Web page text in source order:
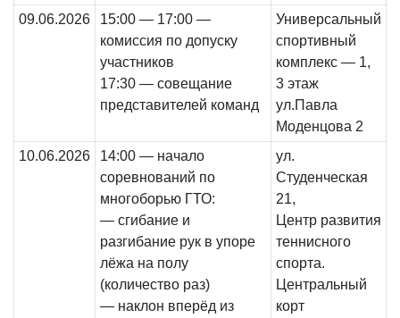
09.06.2026
15:00 — 17:00 —
комиссия по допуску
участников
17:30 — совещание
представителей команд
Универсальный
спортивный
комплекс — 1,
3 этаж
ул.Павла
Моденцова 2
10.06.2026
14:00 — начало
соревнований по
многоборью ГТО:
— сгибание и
разгибание рук в упоре
лёжа на полу
(количество раз)
— наклон вперёд из
ул.
Студенческая
21,
Центр развития
теннисного
спорта.
Центральный
корт